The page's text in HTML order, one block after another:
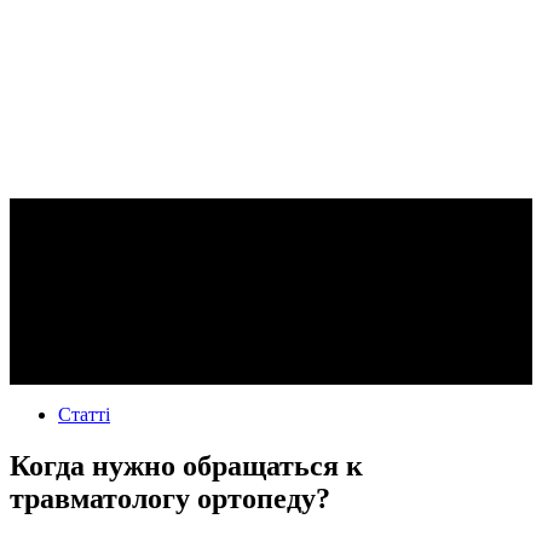
Статті
Когда нужно обращаться к
травматологу ортопеду?